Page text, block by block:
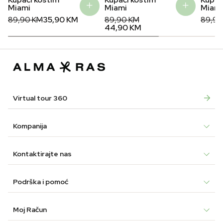
Miami
89,90KM
Original
was:
35,90KM
Current
is:
Miami
89,90KM
Original
price
was:
44,90KM
Current
price
is:
Miami
was:
is:
Virtual tour 360
Kompanija
Kontaktirajte nas
Podrška i pomoć
Moj Račun